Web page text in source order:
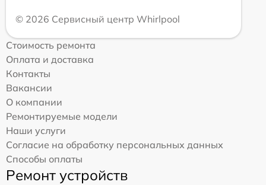
© 2026 Сервисный центр Whirlpool
Стоимость ремонта
Оплата и доставка
Контакты
Вакансии
О компании
Ремонтируемые модели
Наши услуги
Согласие на обработку персональных данных
Способы оплаты
Ремонт устройств